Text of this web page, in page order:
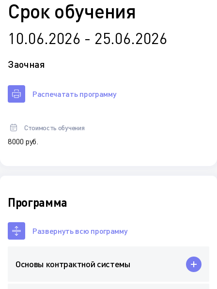
Срок обучения
10.06.2026 - 25.06.2026
Заочная
Распечатать программу
Стоимость обучения
8 000 руб.
Программа
Развернуть всю программу
Основы контрактной системы